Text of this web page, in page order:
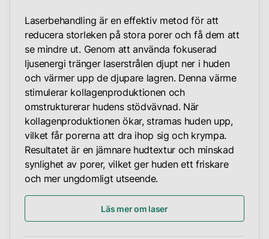
Laserbehandling är en effektiv metod för att
reducera storleken på stora porer och få dem att
se mindre ut. Genom att använda fokuserad
ljusenergi tränger laserstrålen djupt ner i huden
och värmer upp de djupare lagren. Denna värme
stimulerar kollagenproduktionen och
omstrukturerar hudens stödvävnad. När
kollagenproduktionen ökar, stramas huden upp,
vilket får porerna att dra ihop sig och krympa.
Resultatet är en jämnare hudtextur och minskad
synlighet av porer, vilket ger huden ett friskare
och mer ungdomligt utseende.
Läs mer om laser